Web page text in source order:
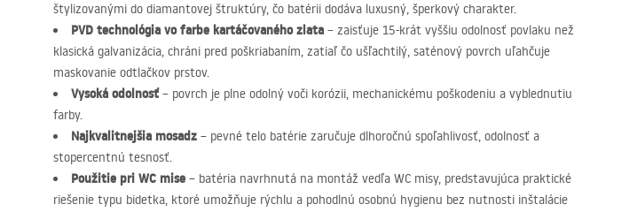
štylizovanými do diamantovej štruktúry, čo batérii dodáva luxusný, šperkový charakter.
PVD technológia vo farbe kartáčovaného zlata – zaisťuje 15-krát vyššiu odolnosť povlaku než
klasická galvanizácia, chráni pred poškriabaním, zatiaľ čo ušľachtilý, saténový povrch uľahčuje
maskovanie odtlačkov prstov.
Vysoká odolnosť– povrch je plne odolný voči korózii, mechanickému poškodeniu a vyblednutiu
farby.
Najkvalitnejšia mosadz – pevné telo batérie zaručuje dlhoročnú spoľahlivosť, odolnosť a
stopercentnú tesnosť.
Použitie pri WC mise – batéria navrhnutá na montáž vedľa WC misy, predstavujúca praktické
riešenie typu bidetka, ktoré umožňuje rýchlu a pohodlnú osobnú hygienu bez nutnosti inštalácie